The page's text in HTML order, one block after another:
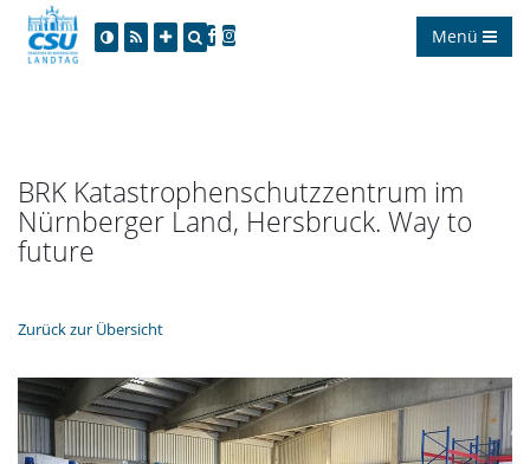
Menü
BRK Katastrophenschutzzentrum im
Nürnberger Land, Hersbruck. Way to
future
Zurück zur Übersicht